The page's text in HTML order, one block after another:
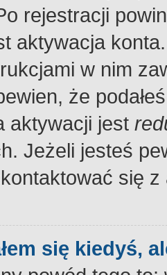
rejestracji
aktywacja
w nim
że
aktywacji jest
Jeżeli jesteś
się
się kiedyś,